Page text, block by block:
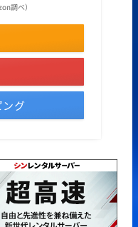
調べ）
グ